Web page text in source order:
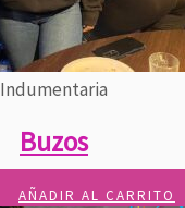
Indumentaria
Buzos
AÑADIR AL CARRITO